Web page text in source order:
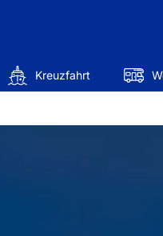
Kreuzfahrt